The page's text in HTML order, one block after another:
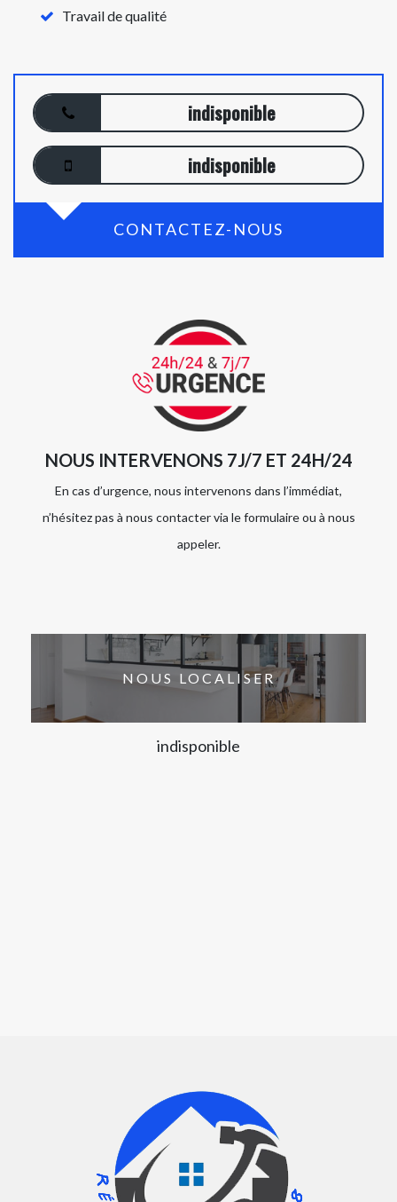
Travail de qualité
indisponible
indisponible
CONTACTEZ-NOUS
NOUS INTERVENONS 7J/7 ET 24H/24
En cas d’urgence, nous intervenons dans l’immédiat,
n’hésitez pas à nous contacter via le formulaire ou à nous
appeler.
NOUS LOCALISER
indisponible